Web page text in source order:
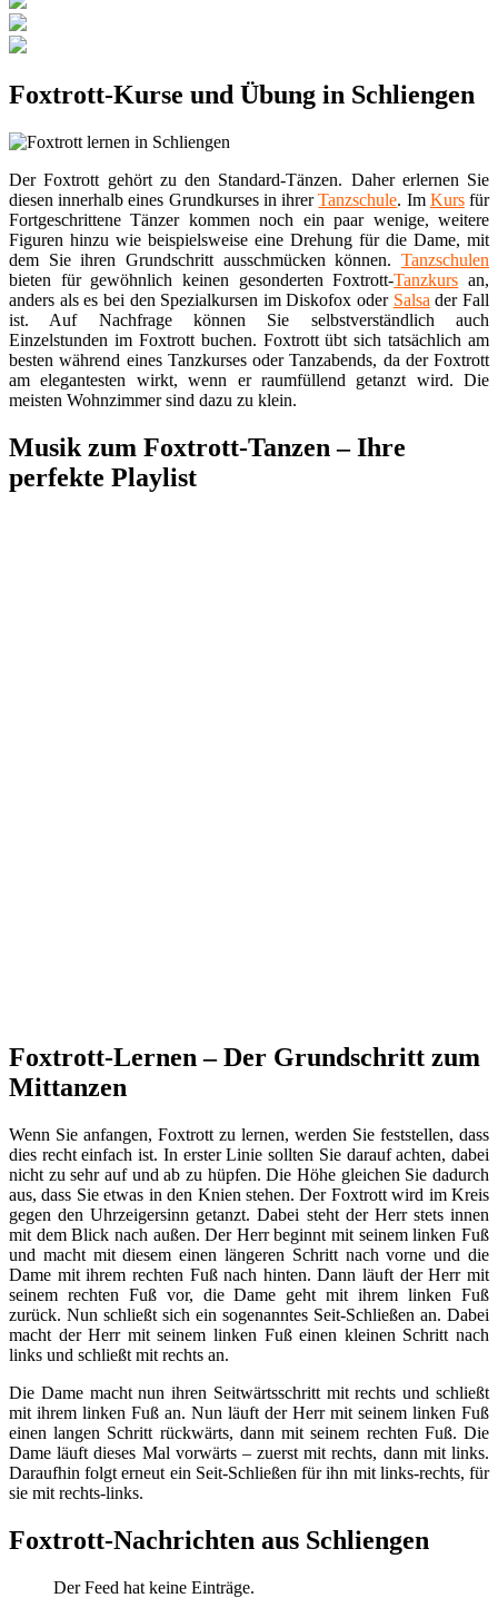
Foxtrott-Kurse und Übung in Schliengen
Der Foxtrott gehört zu den Standard-Tänzen. Daher erlernen Sie
diesen innerhalb eines Grundkurses in ihrerTanzschule. Im Kursfür
Fortgeschrittene Tänzer kommen noch ein paar wenige, weitere
Figuren hinzu wie beispielsweise eine Drehung für die Dame, mit
dem Sie ihren Grundschritt ausschmücken können. Tanzschulen
bieten für gewöhnlich keinen gesonderten Foxtrott-Tanzkurs an,
anders als es bei den Spezialkursen im Diskofox oder Salsa der Fall
ist. Auf Nachfrage können Sie selbstverständlich auch
Einzelstunden im Foxtrott buchen. Foxtrott übt sich tatsächlich am
besten während eines Tanzkurses oder Tanzabends, da der Foxtrott
am elegantesten wirkt, wenn er raumfüllend getanzt wird. Die
meisten Wohnzimmer sind dazu zu klein.
Musik zum Foxtrott-Tanzen – Ihre
perfekte Playlist
Foxtrott-Lernen – Der Grundschritt zum
Mittanzen
Wenn Sie anfangen, Foxtrott zu lernen, werden Sie feststellen, dass
dies recht einfach ist. In erster Linie sollten Sie darauf achten, dabei
nicht zu sehr auf und ab zu hüpfen. Die Höhe gleichen Sie dadurch
aus, dass Sie etwas in den Knien stehen. Der Foxtrott wird im Kreis
gegen den Uhrzeigersinn getanzt. Dabei steht der Herr stets innen
mit dem Blick nach außen. Der Herr beginnt mit seinem linken Fuß
und macht mit diesem einen längeren Schritt nach vorne und die
Dame mit ihrem rechten Fuß nach hinten. Dann läuft der Herr mit
seinem rechten Fuß vor, die Dame geht mit ihrem linken Fuß
zurück. Nun schließt sich ein sogenanntes Seit-Schließen an. Dabei
macht der Herr mit seinem linken Fuß einen kleinen Schritt nach
links und schließt mit rechts an.
Die Dame macht nun ihren Seitwärtsschritt mit rechts und schließt
mit ihrem linken Fuß an. Nun läuft der Herr mit seinem linken Fuß
einen langen Schritt rückwärts, dann mit seinem rechten Fuß. Die
Dame läuft dieses Mal vorwärts – zuerst mit rechts, dann mit links.
Daraufhin folgt erneut ein Seit-Schließen für ihn mit links-rechts, für
sie mit rechts-links.
Foxtrott-Nachrichten aus Schliengen
Der Feed hat keine Einträge.